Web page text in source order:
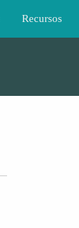
Recursos